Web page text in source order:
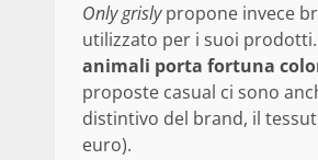
Only grislypropone invece
utilizzato per i suoi
animali porta fortuna
proposte casual ci sono
distintivo del brand, il
euro).